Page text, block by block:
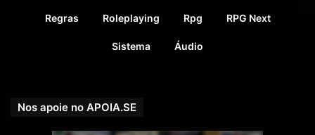
Regras Roleplaying Rpg RPG Next
Sistema Áudio
Nos apoie no APOIA.SE